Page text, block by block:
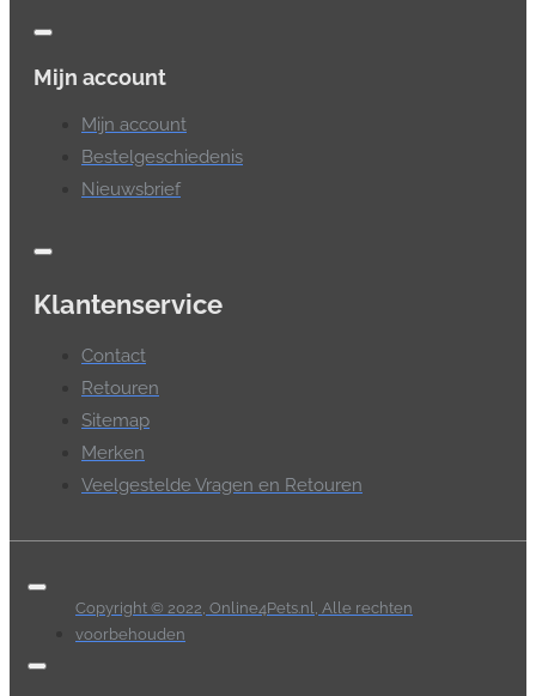
Mijn account
Mijn account
Bestelgeschiedenis
Nieuwsbrief
Klantenservice
Contact
Retouren
Sitemap
Merken
Veelgestelde Vragen en Retouren
Copyright © 2022, Online4Pets.nl, Alle rechten
voorbehouden